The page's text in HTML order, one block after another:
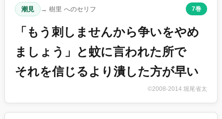
潮見 → 樹里 へのセリフ 7巻
「もう刺しませんから争いをやめ
ましょう」と蚊に言われた所で
それを信じるより潰した方が早い
©2008-2014 堀尾省太